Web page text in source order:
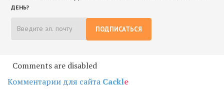
ДЕНЬ?
ПОДПИСАТЬСЯ
Comments are disabled
Комментарии для сайта Cackle